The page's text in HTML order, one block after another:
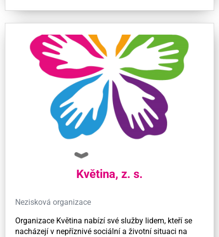
Květina, z. s.
Nezisková organizace
Organizace Květina nabízí své služby lidem, kteří se
nacházejí v nepříznivé sociální a životní situaci na